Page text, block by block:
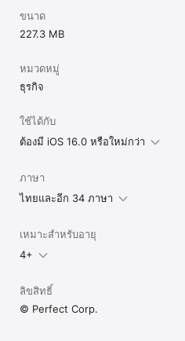
ขนาด
227.3 MB
หมวดหมู่
ธุรกิจ
ใช้ได้กับ
ต้องมี iOS 16.0 หรือใหม่กว่า
ภาษา
ไทยและอีก 34 ภาษา
เหมาะสำหรับอายุ
4+
ลิขสิทธิ์
© Perfect Corp.